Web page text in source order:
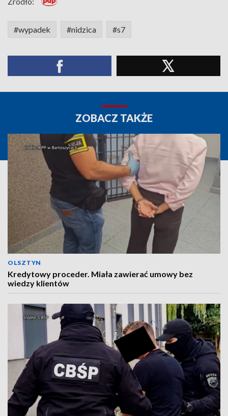
#wypadek #nidzica #s7
ZOBACZ TAKŻE
OLSZTYN
Kredytowy proceder. Miała zawierać umowy bez
wiedzy klientów